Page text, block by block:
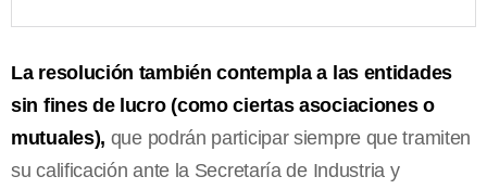
La resolución también contempla a las entidades
sin fines de lucro (como ciertas asociaciones o
mutuales), que podrán participar siempre que tramiten
su calificación ante la Secretaría de Industria y